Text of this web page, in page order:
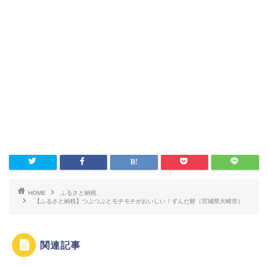
HOME
ふるさと納税
【ふるさと納税】つぶつぶとモチモチがおいしい！ずんだ餅（宮城県大崎市）
関連記事